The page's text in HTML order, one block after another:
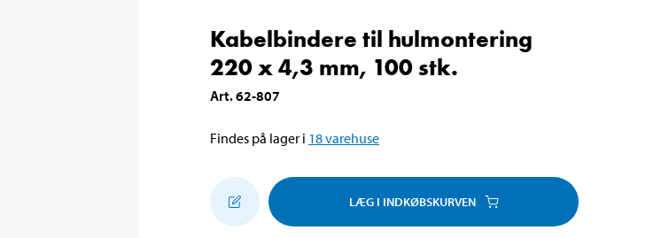
Kabelbindere til hulmontering
220 x 4,3 mm, 100 stk.
Art.62-807
Findes på lager i 18varehuse
LÆG I INDKØBSKURVEN